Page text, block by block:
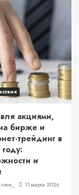
акциями,
бирже и
трейдинг в
и
11 марта 2026